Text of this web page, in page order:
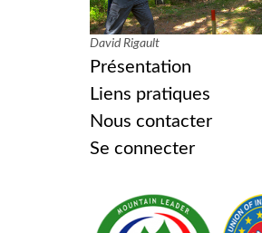
David Rigault
Présentation
Liens pratiques
Nous contacter
Se connecter